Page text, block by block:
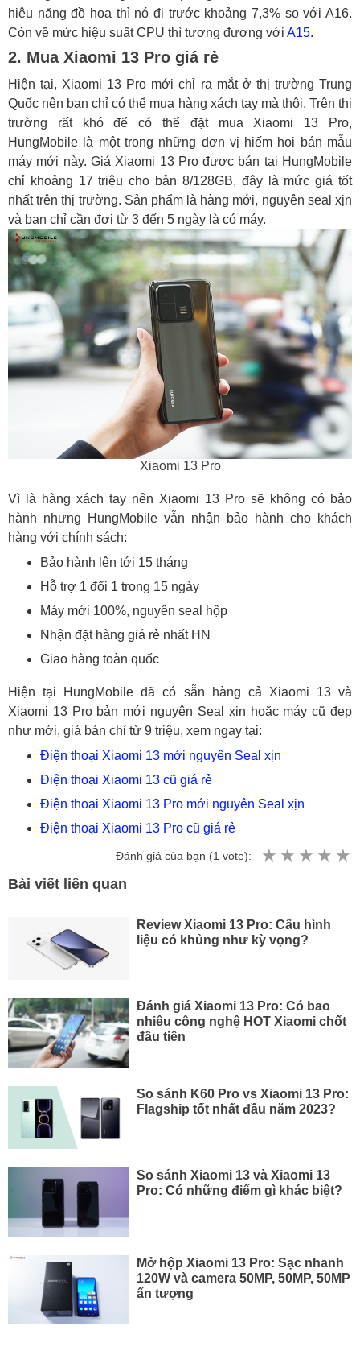
hiệu năng đồ họa thì nó đi trước khoảng 7,3% so với A16.
Còn về mức hiệu suất CPU thì tương đương với A15.
2. Mua Xiaomi 13 Pro giá rẻ
Hiện tại, Xiaomi 13 Pro mới chỉ ra mắt ở thị trường Trung
Quốc nên bạn chỉ có thể mua hàng xách tay mà thôi. Trên thị
trường rất khó để có thể đặt mua Xiaomi 13 Pro,
HungMobile là một trong những đơn vị hiếm hoi bán mẫu
máy mới này. Giá Xiaomi 13 Pro được bán tại HungMobile
chỉ khoảng 17 triệu cho bản 8/128GB, đây là mức giá tốt
nhất trên thị trường. Sản phẩm là hàng mới, nguyên seal xịn
và bạn chỉ cần đợi từ 3 đến 5 ngày là có máy.
Xiaomi 13 Pro
Vì là hàng xách tay nên Xiaomi 13 Pro sẽ không có bảo
hành nhưng HungMobile vẫn nhận bảo hành cho khách
hàng với chính sách:
Bảo hành lên tới 15 tháng
Hỗ trợ 1 đổi 1 trong 15 ngày
Máy mới 100%, nguyên seal hộp
Nhận đặt hàng giá rẻ nhất HN
Giao hàng toàn quốc
Hiện tại HungMobile đã có sẵn hàng cả Xiaomi 13 và
Xiaomi 13 Pro bản mới nguyên Seal xịn hoặc máy cũ đẹp
như mới, giá bán chỉ từ 9 triệu, xem ngay tại:
Điện thoại Xiaomi 13 mới nguyên Seal xịn
Điện thoại Xiaomi 13 cũ giá rẻ
Điện thoại Xiaomi 13 Pro mới nguyên Seal xịn
Điện thoại Xiaomi 13 Pro cũ giá rẻ
Đánh giá của bạn (1 vote):
Bài viết liên quan
Review Xiaomi 13 Pro: Cấu hình
liệu có khủng như kỳ vọng?
Đánh giá Xiaomi 13 Pro: Có bao
nhiêu công nghệ HOT Xiaomi chốt
đầu tiên
So sánh K60 Pro vs Xiaomi 13 Pro:
Flagship tốt nhất đầu năm 2023?
So sánh Xiaomi 13 và Xiaomi 13
Pro: Có những điểm gì khác biệt?
Mở hộp Xiaomi 13 Pro: Sạc nhanh
120W và camera 50MP, 50MP, 50MP
ấn tượng